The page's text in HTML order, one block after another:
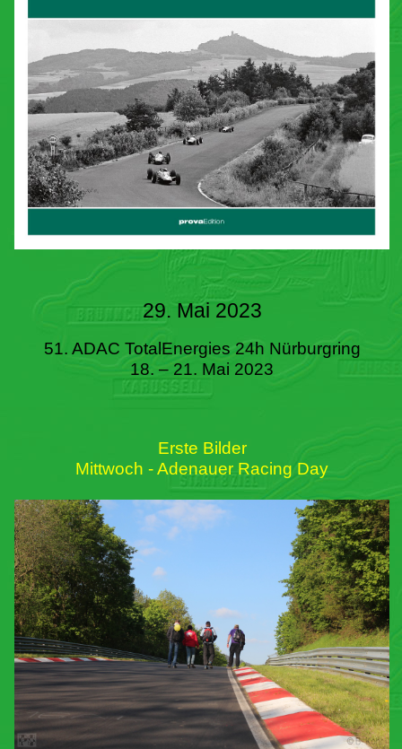
29. Mai 2023
51. ADAC TotalEnergies 24h Nürburgring
18. – 21. Mai 2023
Erste Bilder
Mittwoch - Adenauer Racing Day